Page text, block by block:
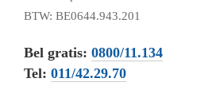
BTW: BE0644.943.201
Bel gratis: 0800/11.134
Tel: 011/42.29.70